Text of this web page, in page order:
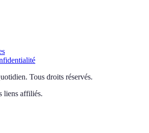
. Tous droits réservés.
liens affiliés.